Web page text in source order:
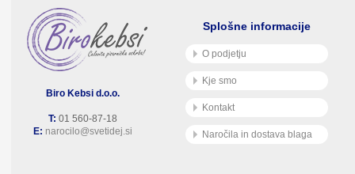
Biro Kebsi d.o.o.
T: 01 560-87-18
E: narocilo@svetidej.si
Splošne informacije
O podjetju
Kje smo
Kontakt
Naročila in dostava blaga